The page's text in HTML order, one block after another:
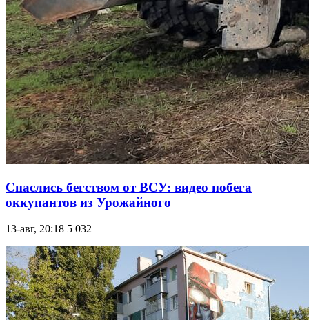
Спаслись бегством от ВСУ: видео побега
оккупантов из Урожайного
13-авг, 20:18 5 032